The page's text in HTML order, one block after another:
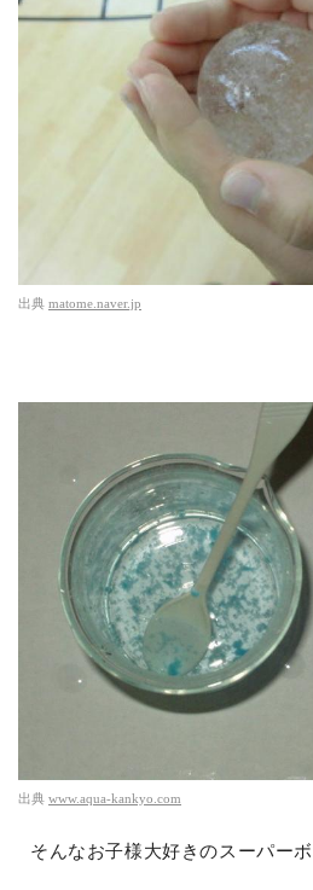
出典 matome.naver.jp
出典 www.aqua-kankyo.com
そんなお子様大好きのスーパー